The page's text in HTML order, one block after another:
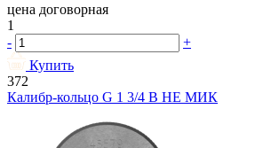
цена договорная
1
-
+
Купить
372
Калибр-кольцо G 1 3/4 В НЕ МИК